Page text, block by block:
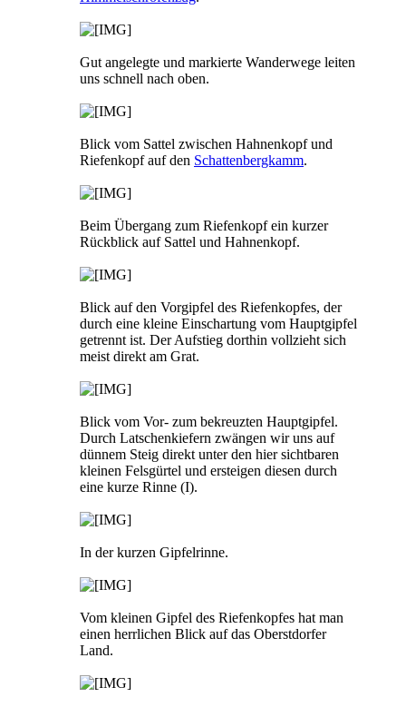
Gut angelegte und markierte Wanderwege leiten
uns schnell nach oben.
Blick vom Sattel zwischen Hahnenkopf und
Riefenkopf auf den Schattenbergkamm.
Beim Übergang zum Riefenkopf ein kurzer
Rückblick auf Sattel und Hahnenkopf.
Blick auf den Vorgipfel des Riefenkopfes, der
durch eine kleine Einschartung vom Hauptgipfel
getrennt ist. Der Aufstieg dorthin vollzieht sich
meist direkt am Grat.
Blick vom Vor- zum bekreuzten Hauptgipfel.
Durch Latschenkiefern zwängen wir uns auf
dünnem Steig direkt unter den hier sichtbaren
kleinen Felsgürtel und ersteigen diesen durch
eine kurze Rinne (I).
In der kurzen Gipfelrinne.
Vom kleinen Gipfel des Riefenkopfes hat man
einen herrlichen Blick auf das Oberstdorfer
Land.